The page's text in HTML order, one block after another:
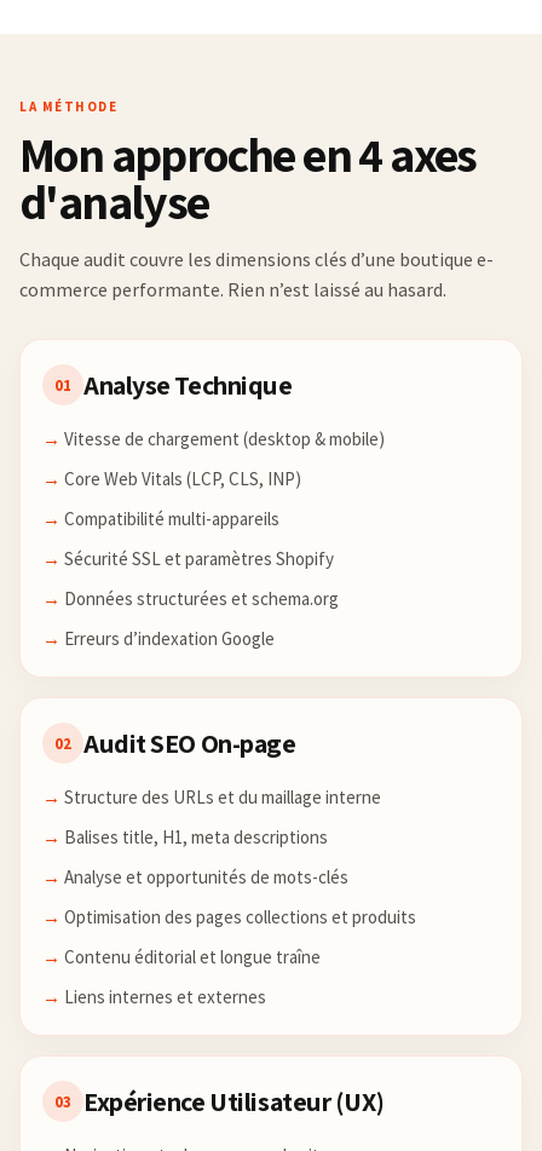
LA MÉTHODE
Mon approche en 4 axes
d'analyse
Chaque audit couvre les dimensions clés d’une boutique e-
commerce performante. Rien n’est laissé au hasard.
01 Analyse Technique
Vitesse de chargement (desktop & mobile)
Core Web Vitals (LCP, CLS, INP)
Compatibilité multi-appareils
Sécurité SSL et paramètres Shopify
Données structurées et schema.org
Erreurs d’indexation Google
02 Audit SEO On-page
Structure des URLs et du maillage interne
Balises title, H1, meta descriptions
Analyse et opportunités de mots-clés
Optimisation des pages collections et produits
Contenu éditorial et longue traîne
Liens internes et externes
03 Expérience Utilisateur (UX)